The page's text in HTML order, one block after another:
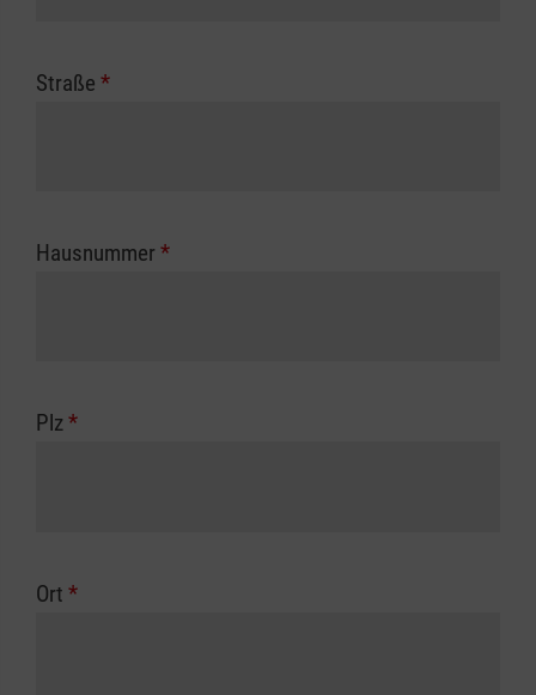
Straße *
Hausnummer *
Plz*
Ort *